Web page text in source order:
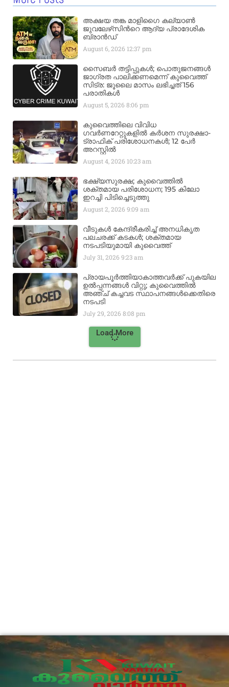
അക്ഷയ തങ്ക മാളിഗൈ കല്യാണ്‍
ജുവലേഴ്‌സിന്‍റെ ആദ്യ പ്രാദേശിക
ബ്രാന്‍ഡ്
August 6, 2026 12:37 pm
സൈബർ തട്ടിപ്പുകൾ; പൊതുജനങ്ങൾ
ജാഗ്രത പാലിക്കണമെന്ന് കുവൈത്ത്
സിട്ര: ജൂലൈ മാസം ലഭിച്ചത് 156
പരാതികൾ
August 5, 20268:06 pm
കുവൈത്തിലെ വിവിധ
ഗവർണറേറ്റുകളിൽ കർശന സുരക്ഷാ-
ട്രാഫിക് പരിശോധനകൾ; 12 പേർ
അറസ്റ്റിൽ
August 4, 2026 10:23 am
ഭക്ഷ്യസുരക്ഷ; കുവൈത്തിൽ
ശക്തമായ പരിശോധന; 195 കിലോ
ഇറച്ചി പിടിച്ചെടുത്തു
August 2, 20269:09 am
വീടുകൾ കേന്ദ്രീകരിച്ച് അനധികൃത
പലചരക്ക് കടകൾ; ശക്തമായ
നടപടിയുമായി കുവൈത്ത്
July 31, 20269:23 am
പ്രായപൂർത്തിയാകാത്തവർക്ക് പുകയില
ഉൽപ്പന്നങ്ങൾ വിറ്റു; കുവൈത്തിൽ
അഞ്ച് കച്ചവട സ്ഥാപനങ്ങൾക്കെതിരെ
നടപടി
July 29, 20268:08 pm
Load More